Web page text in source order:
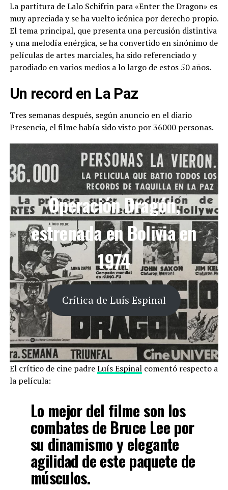
La partitura de Lalo Schifrin para «Enter the Dragon» es
muy apreciada y se ha vuelto icónica por derecho propio.
El tema principal, que presenta una percusión distintiva
y una melodía enérgica, se ha convertido en sinónimo de
películas de artes marciales, ha sido referenciado y
parodiado en varios medios a lo largo de estos 50 años.
Un record en La Paz
Tres semanas después, según anuncio en el diario
Presencia, el filme había sido visto por 36000 personas.
Operación Dragón,
estrenada en Bolivia en
1974
Crítica de Luís Espinal
El crítico de cine padreLuís Espinalcomentó respecto a
la película:
Lo mejor del filme son los
combates de Bruce Lee por
su dinamismo y elegante
agilidad de este paquete de
músculos.